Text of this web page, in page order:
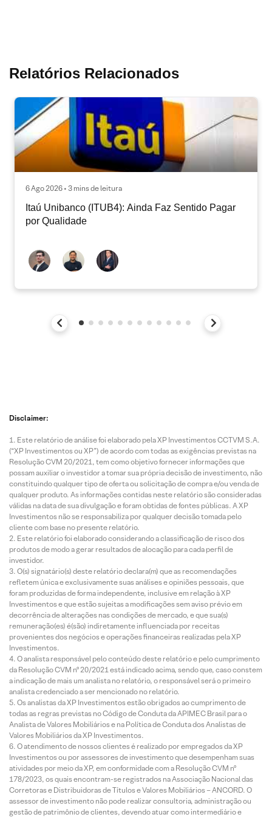
Relatórios Relacionados
6 Ago 2026 • 3 mins de leitura
Itaú Unibanco (ITUB4): Ainda Faz Sentido Pagar
por Qualidade
Disclaimer:
Este relatório de análise foi elaborado pela XP Investimentos CCTVM S.A.
(“XP Investimentos ou XP”) de acordo com todas as exigências previstas na
Resolução CVM 20/2021, tem como objetivo fornecer informações que
possam auxiliar o investidor a tomar sua própria decisão de investimento, não
constituindo qualquer tipo de oferta ou solicitação de compra e/ou venda de
qualquer produto. As informações contidas neste relatório são consideradas
válidas na data de sua divulgação e foram obtidas de fontes públicas. A XP
Investimentos não se responsabiliza por qualquer decisão tomada pelo
cliente com base no presente relatório.
Este relatório foi elaborado considerando a classificação de risco dos
produtos de modo a gerar resultados de alocação para cada perfil de
investidor.
O(s) signatário(s) deste relatório declara(m) que as recomendações
refletem única e exclusivamente suas análises e opiniões pessoais, que
foram produzidas de forma independente, inclusive em relação à XP
Investimentos e que estão sujeitas a modificações sem aviso prévio em
decorrência de alterações nas condições de mercado, e que sua(s)
remuneração(es) é(são) indiretamente influenciada por receitas
provenientes dos negócios e operações financeiras realizadas pela XP
Investimentos.
O analista responsável pelo conteúdo deste relatório e pelo cumprimento
da Resolução CVM nº 20/2021 está indicado acima, sendo que, caso constem
a indicação de mais um analista no relatório, o responsável será o primeiro
analista credenciado a ser mencionado no relatório.
Os analistas da XP Investimentos estão obrigados ao cumprimento de
todas as regras previstas no Código de Conduta da APIMEC Brasil para o
Analista de Valores Mobiliários e na Política de Conduta dos Analistas de
Valores Mobiliários da XP Investimentos.
O atendimento de nossos clientes é realizado por empregados da XP
Investimentos ou por assessores de investimento que desempenham suas
atividades por meio da XP, em conformidade com a Resolução CVM nº
178/2023, os quais encontram-se registrados na Associação Nacional das
Corretoras e Distribuidoras de Títulos e Valores Mobiliários – ANCORD. O
assessor de investimento não pode realizar consultoria, administração ou
gestão de patrimônio de clientes, devendo atuar como intermediário e